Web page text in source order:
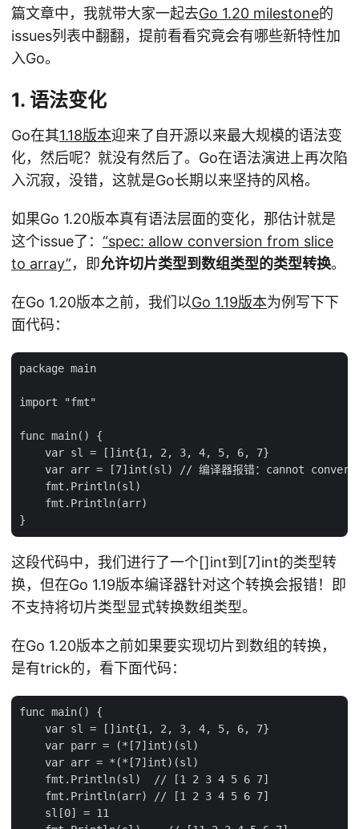
篇文章中，我就带大家一起去Go 1.20 milestone的
issues列表中翻翻，提前看看究竟会有哪些新特性加
入Go。
1. 语法变化
Go在其1.18版本迎来了自开源以来最大规模的语法变
化，然后呢？就没有然后了。Go在语法演进上再次陷
入沉寂，没错，这就是Go长期以来坚持的风格。
如果Go 1.20版本真有语法层面的变化，那估计就是
这个issue了： “spec: allow conversion from slice
to array”，即允许切片类型到数组类型的类型转换。
在Go 1.20版本之前，我们以Go 1.19版本为例写下下
面代码：
package main
import "fmt"
func main() {
    var sl = []int{1, 2, 3, 4, 5, 6, 7}
var arr = [7]int(sl) // 编译器报错：cannot
    fmt.Println(sl)
    fmt.Println(arr)
这段代码中，我们进行了一个[]int到[7]int的类型转
换，但在Go 1.19版本编译器针对这个转换会报错！即
不支持将切片类型显式转换数组类型。
在Go 1.20版本之前如果要实现切片到数组的转换，
是有trick的，看下面代码：
func main() {
    var sl = []int{1, 2, 3, 4, 5, 6, 7}
    var parr = (*[7]int)(sl)
    var arr = *(*[7]int)(sl)
    fmt.Println(sl)  // [1 2 3 4 5 6 7]
    fmt.Println(arr) // [1 2 3 4 5 6 7]
    sl[0] = 11